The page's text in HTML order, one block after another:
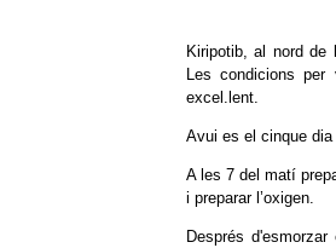
Kiripotib, al nord de
Les condicions
excel.lent.
Avui es el cinque
A les 7 del matí
i preparar l’oxigen.
Després